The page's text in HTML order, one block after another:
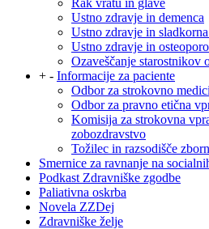
Rak vratu in glave
Ustno zdravje in demenca
Ustno zdravje in
Ustno zdravje in
Ozaveščanje starostnikov
+ - Informacije za paciente
Odbor za strokovno
Odbor za pravno etična
Komisija za strokovna
zobozdravstvo
Tožilec in razsodišče
Smernice za ravnanje na
Podkast Zdravniške zgodbe
Paliativna oskrba
Novela ZZDej
Zdravniške želje